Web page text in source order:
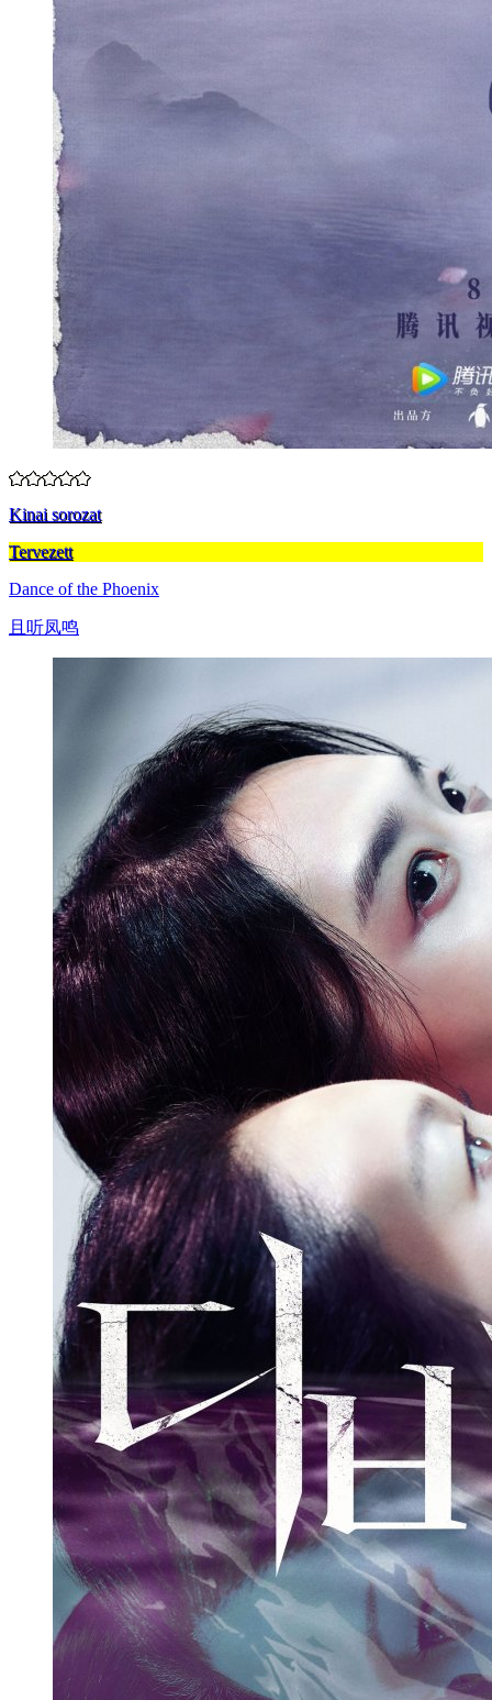
Kinai sorozat
Tervezett
Dance of the Phoenix
且听凤鸣